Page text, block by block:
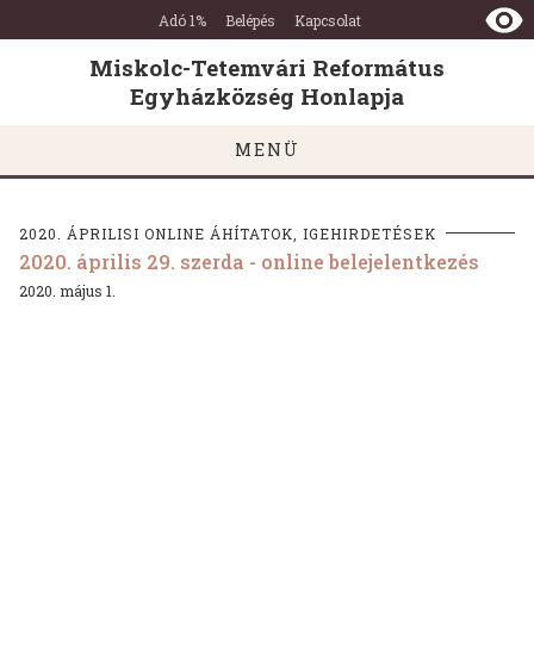
Miskolc-
Tetemvári
Református
Egyházközség
Honlapja
Ugrás a tartalomra
Ugrás a láblécre
Adó 1% Belépés Kapcsolat
Miskolc-Tetemvári Református
Egyházközség Honlapja
MENÜ
2020. ÁPRILISI ONLINE ÁHÍTATOK, IGEHIRDETÉSEK
2020. április 29. szerda - online belejelentkezés
2020. május 1.